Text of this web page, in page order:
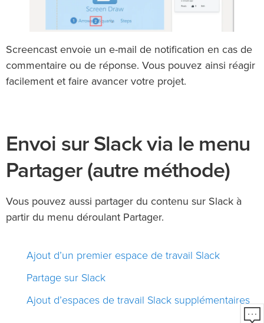
Screencast envoie un e-mail de notification en cas de
commentaire ou de réponse. Vous pouvez ainsi réagir
facilement et faire avancer votre projet.
Envoi sur Slack via le menu
Partager (autre méthode)
Vous pouvez aussi partager du contenu sur Slack à
partir du menu déroulant Partager.
Ajout d’un premier espace de travail Slack
Partage sur Slack
Ajout d’espaces de travail Slack supplémentaires